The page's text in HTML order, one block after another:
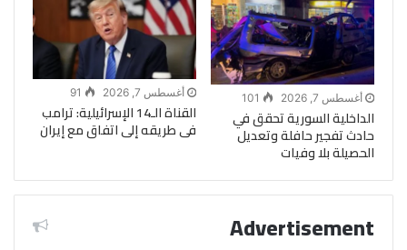
أغسطس 7, 2026 101
الداخلية السورية تحقق في
حادث تفجير حافلة وتعديل
الحصيلة بلا وفيات
أغسطس 7, 2026 91
القناة الـ14 الإسرائيلية: ترامب
فى طريقه إلى اتفاق مع إيران
Advertisement